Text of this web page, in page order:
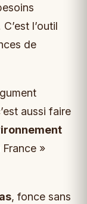
l’outil
de
aussi faire
»
, fonce sans